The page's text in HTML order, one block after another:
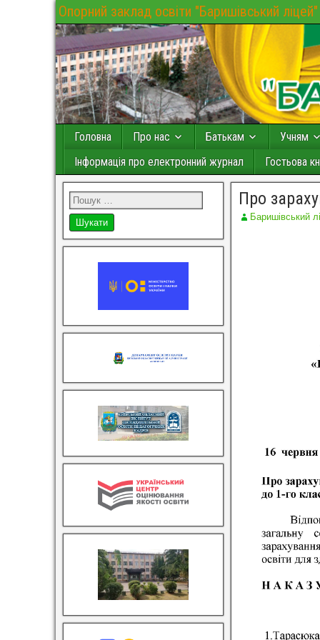
Опорний заклад освіти "Баришівський ліцей"
Головна Про нас Батькам Учням
Інформація про електронний журнал
Гостьова
Про
Баришівський